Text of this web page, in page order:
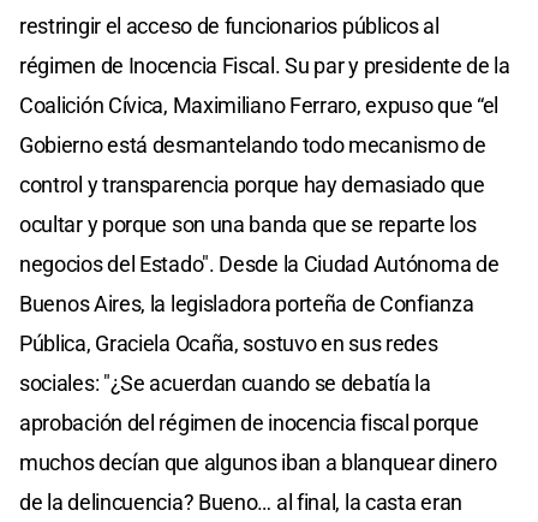
restringir el acceso de funcionarios públicos al
régimen de Inocencia Fiscal. Su par y presidente de la
Coalición Cívica, Maximiliano Ferraro, expuso que “el
Gobierno está desmantelando todo mecanismo de
control y transparencia porque hay demasiado que
ocultar y porque son una banda que se reparte los
negocios del Estado". Desde la Ciudad Autónoma de
Buenos Aires, la legisladora porteña de Confianza
Pública, Graciela Ocaña, sostuvo en sus redes
sociales: "¿Se acuerdan cuando se debatía la
aprobación del régimen de inocencia fiscal porque
muchos decían que algunos iban a blanquear dinero
de la delincuencia? Bueno… al final, la casta eran